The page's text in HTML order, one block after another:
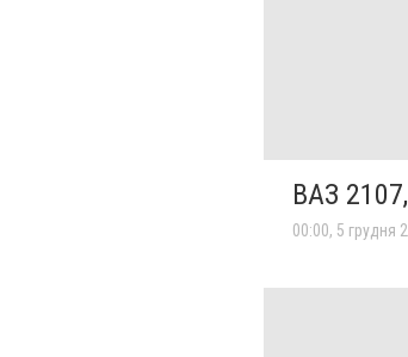
ВАЗ
00:00, 5 грудня